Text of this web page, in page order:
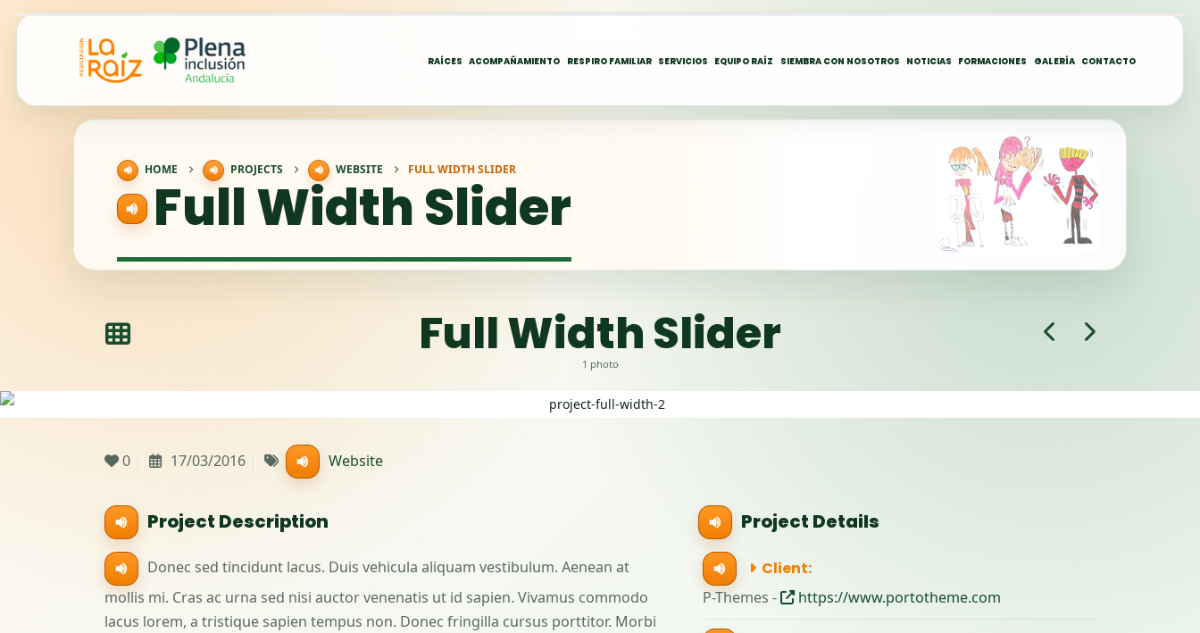
RAÍCES ACOMPAÑAMIENTO RESPIRO FAMILIAR SERVICIOS EQUIPO RAÍZ SIEMBRA CON NOSOTROS NOTICIAS FORMACIONES GALERÍA CONTACTO
HOME PROJECTS WEBSITE FULL WIDTH SLIDER
Full Width Slider
Full Width Slider
1 photo
0 17/03/2016 Website
Project Description
Donec sed tincidunt lacus. Duis vehicula aliquam vestibulum. Aenean at
mollis mi. Cras ac urna sed nisi auctor venenatis ut id sapien. Vivamus commodo
lacus lorem, a tristique sapien tempus non. Donec fringilla cursus porttitor. Morbi
Project Details
Client:
P-Themes - https://www.portotheme.com